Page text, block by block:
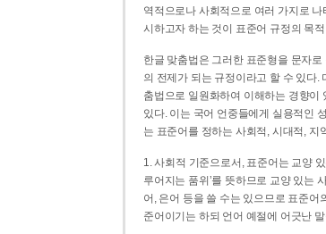
역적으로나 사회적으로 여러 가지로
시하고자 하는 것이 표준어 규정의 목
한글 맞춤법은 그러한 표준형을 문자
의 전제가 되는 규정이라고 할 수 있다
춤법으로 일원화하여 이해하는 경향이
있다. 이는 국어 언중들에게 실용적인
는 표준어를 정하는 사회적, 시대적, 지
1. 사회적 기준으로서, 표준어는 교양
루어지는 품위’를 뜻하므로 교양 있는
어, 은어 등을 쓸 수는 있으므로 표준어
준어이기는 하되 언어 예절에 어긋난